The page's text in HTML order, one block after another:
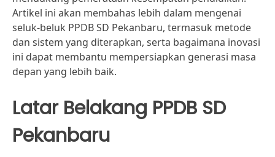
Artikel ini akan membahas lebih dalam mengenai
seluk-beluk PPDB SD Pekanbaru, termasuk metode
dan sistem yang diterapkan, serta bagaimana inovasi
ini dapat membantu mempersiapkan generasi masa
depan yang lebih baik.
Latar Belakang PPDB SD
Pekanbaru